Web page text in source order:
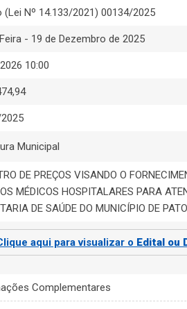
(Lei Nº 14.133/2021) 00134/2025
- 19 de Dezembro de 2025
10:00
Municipal
DE PREÇOS VISANDO O
MÉDICOS HOSPITALARES PARA
DE SAÚDE DO MUNICÍPIO DE
aqui para visualizar o Edital ou
Complementares